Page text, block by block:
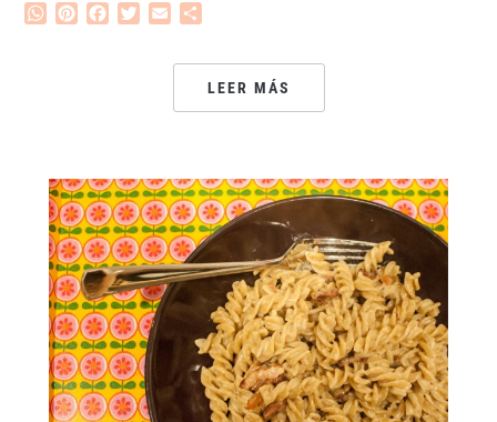
WhatsApp
PinterestFacebook
Twitter
Email
LEER MÁS